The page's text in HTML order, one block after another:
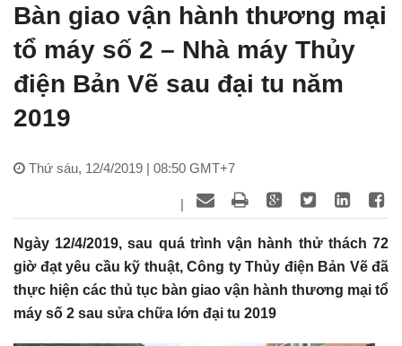
Bàn giao vận hành thương mại
tổ máy số 2 – Nhà máy Thủy
điện Bản Vẽ sau đại tu năm
2019
Thứ sáu, 12/4/2019 | 08:50 GMT+7
|
Ngày 12/4/2019, sau quá trình vận hành thử thách 72
giờ đạt yêu cầu kỹ thuật, Công ty Thủy điện Bản Vẽ đã
thực hiện các thủ tục bàn giao vận hành thương mại tổ
máy số 2 sau sửa chữa lớn đại tu 2019